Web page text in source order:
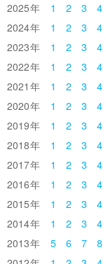
2025
1 2 3 4
2024
1 2 3 4
2023
1 2 3 4
2022
1 2 3 4
2021
1 2 3 4
2020
1 2 3 4
2019
1 2 3 4
2018
1 2 3 4
2017
1 2 3 4
2016
1 2 3 4
2015
1 2 3 4
2014
1 2 3 4
2013
5 6 7 8